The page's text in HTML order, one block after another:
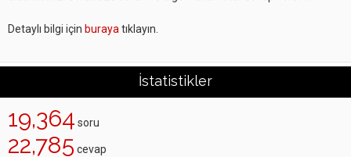
Detaylı bilgi için buraya tıklayın.
İstatistikler
19,364 soru
22,785 cevap